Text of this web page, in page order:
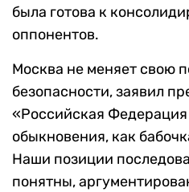
была готова к
оппонентов.
Москва не меняет свою
безопасности, заявил
«Российская
обыкновения, как
Наши позиции
понятны,